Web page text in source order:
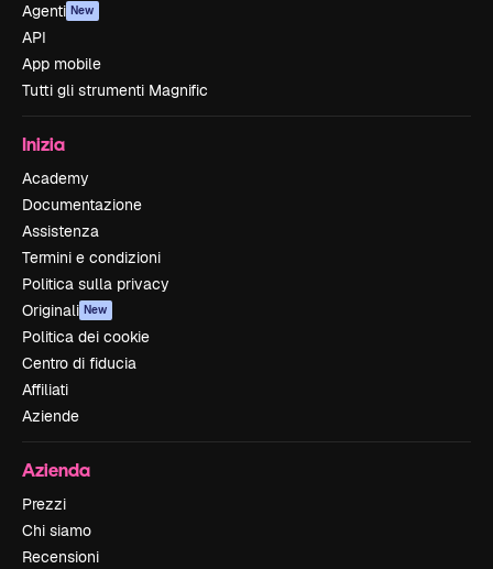
Agenti New
API
App mobile
Tutti gli strumenti Magnific
Inizia
Academy
Documentazione
Assistenza
Termini e condizioni
Politica sulla privacy
Originali New
Politica dei cookie
Centro di fiducia
Affiliati
Aziende
Azienda
Prezzi
Chi siamo
Recensioni